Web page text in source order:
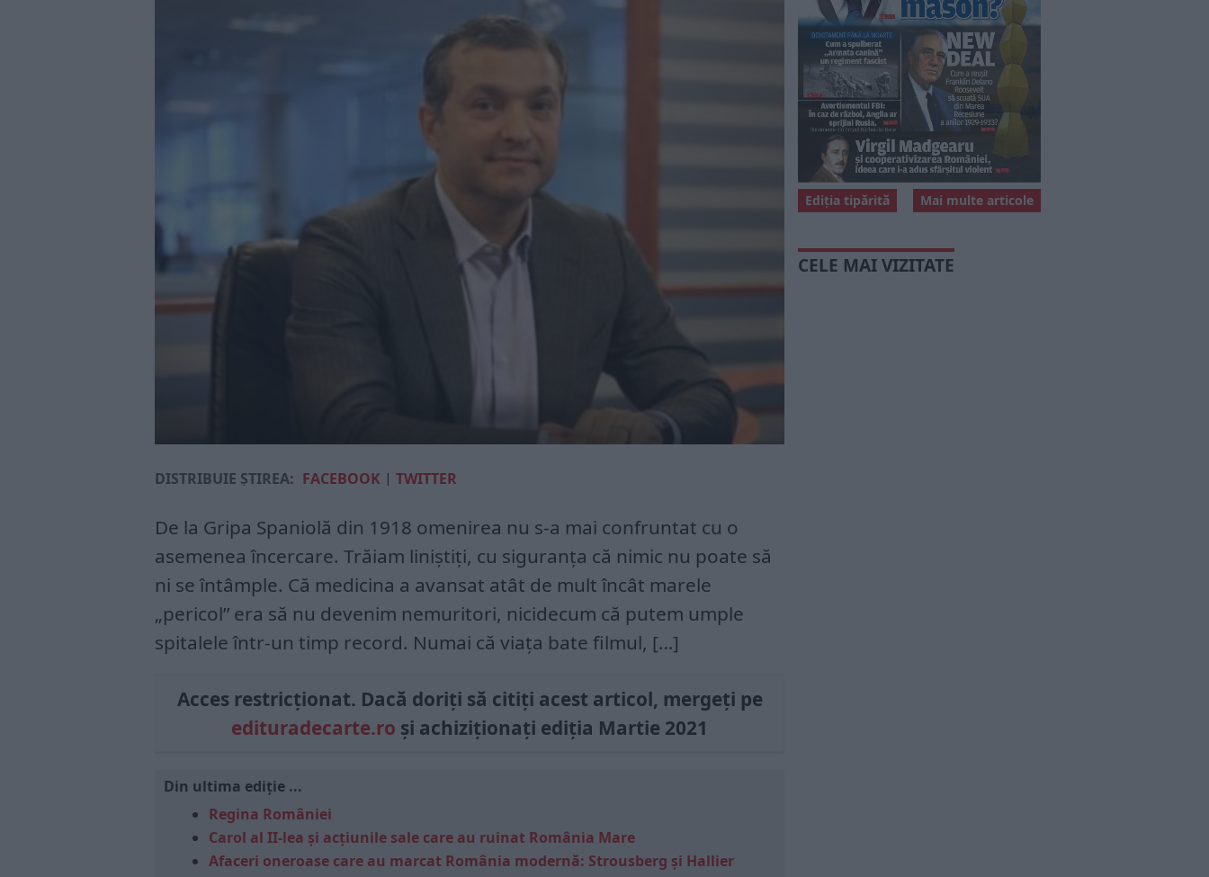
DISTRIBUIE ȘTIREA: FACEBOOK | TWITTER
De la Gripa Spaniolă din 1918 omenirea nu s-a mai confruntat cu o
asemenea încercare. Trăiam liniștiți, cu siguranța că nimic nu poate să
ni se întâmple. Că medicina a avansat atât de mult încât marele
„pericol” era să nu devenim nemuritori, nicidecum că putem umple
spitalele într-un timp record. Numai că viața bate filmul, […]
Acces restricționat. Dacă doriți să citiți acest articol, mergeți pe
edituradecarte.ro și achiziționați ediția Martie 2021
Din ultima ediție ...
Regina României
Carol al II-lea și acțiunile sale care au ruinat România Mare
Afaceri oneroase care au marcat România modernă: Strousberg și Hallier
Mai multe articole
Ediția tipărită
CELE MAI VIZITATE